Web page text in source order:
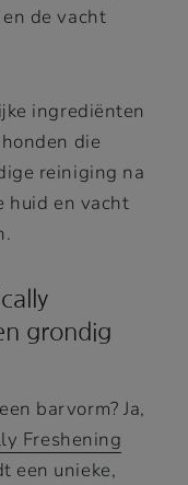
de vacht
ingrediënten
die
reiniging na
huid en vacht
grondig
barvorm? Ja,
Freshening
een unieke,